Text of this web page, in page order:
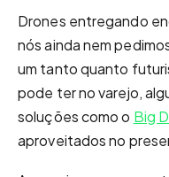
Drones entregando
nós ainda nem
um tanto quanto
pode ter no varejo,
soluções como o Big
aproveitados no